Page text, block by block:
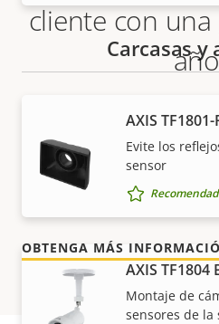
Carcasas y
AXIS
Evite los
sensor
AXIS
Montaje de
sensores de la
cliente con
clientes años de uso sin
control de los costes. Y no
la factura, lo que